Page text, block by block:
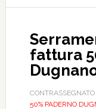
fattura
CONTRASSEGNATO
50% PADERNO